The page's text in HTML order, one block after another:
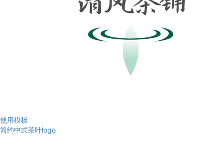
使用模板
简约中式茶叶logo